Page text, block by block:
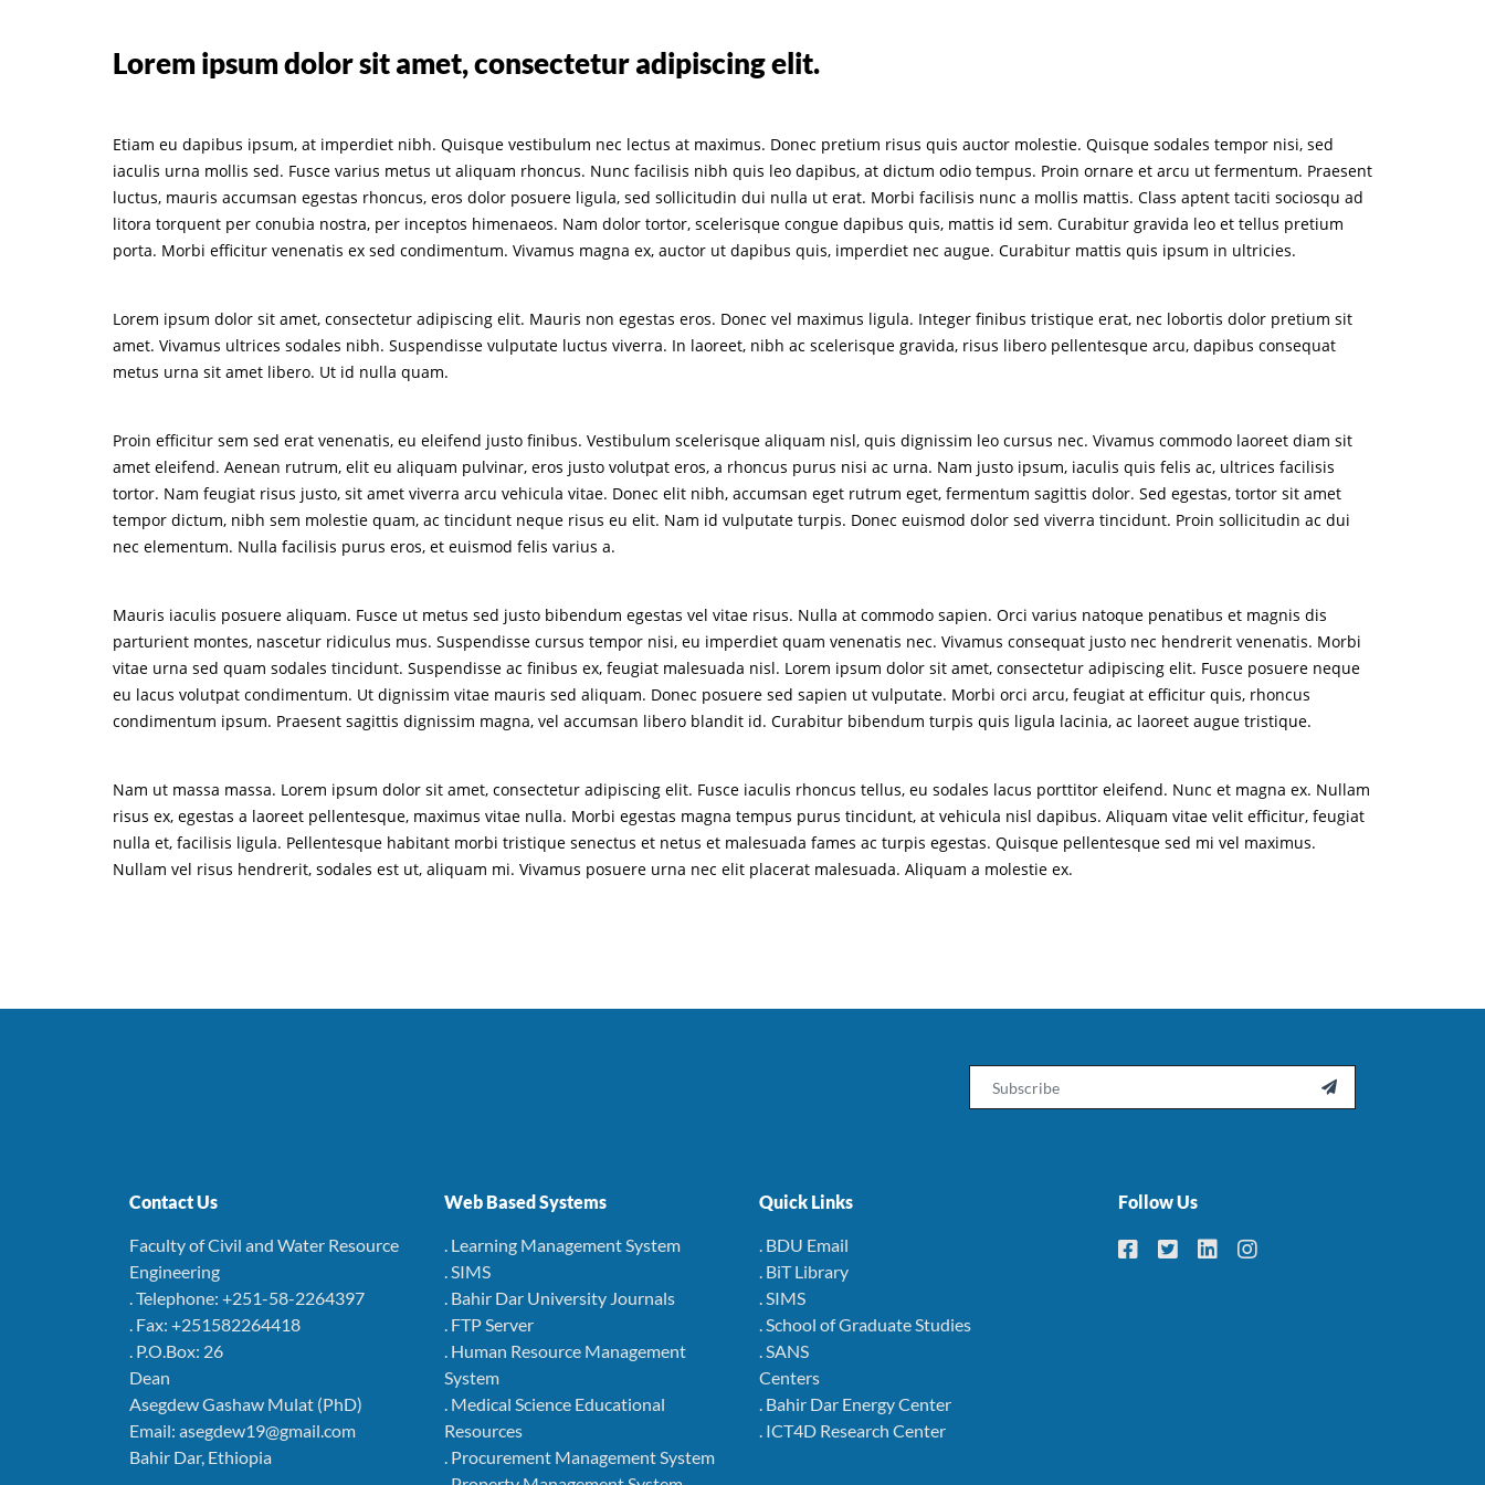
Lorem ipsum dolor sit amet, consectetur adipiscing elit.
Etiam eu dapibus ipsum, at imperdiet nibh. Quisque vestibulum nec lectus at maximus. Donec pretium risus quis auctor molestie. Quisque sodales tempor nisi, sed
iaculis urna mollis sed. Fusce varius metus ut aliquam rhoncus. Nunc facilisis nibh quis leo dapibus, at dictum odio tempus. Proin ornare et arcu ut fermentum. Praesent
luctus, mauris accumsan egestas rhoncus, eros dolor posuere ligula, sed sollicitudin dui nulla ut erat. Morbi facilisis nunc a mollis mattis. Class aptent taciti sociosqu ad
litora torquent per conubia nostra, per inceptos himenaeos. Nam dolor tortor, scelerisque congue dapibus quis, mattis id sem. Curabitur gravida leo et tellus pretium
porta. Morbi efficitur venenatis ex sed condimentum. Vivamus magna ex, auctor ut dapibus quis, imperdiet nec augue. Curabitur mattis quis ipsum in ultricies.
Lorem ipsum dolor sit amet, consectetur adipiscing elit. Mauris non egestas eros. Donec vel maximus ligula. Integer finibus tristique erat, nec lobortis dolor pretium sit
amet. Vivamus ultrices sodales nibh. Suspendisse vulputate luctus viverra. In laoreet, nibh ac scelerisque gravida, risus libero pellentesque arcu, dapibus consequat
metus urna sit amet libero. Ut id nulla quam.
Proin efficitur sem sed erat venenatis, eu eleifend justo finibus. Vestibulum scelerisque aliquam nisl, quis dignissim leo cursus nec. Vivamus commodo laoreet diam sit
amet eleifend. Aenean rutrum, elit eu aliquam pulvinar, eros justo volutpat eros, a rhoncus purus nisi ac urna. Nam justo ipsum, iaculis quis felis ac, ultrices facilisis
tortor. Nam feugiat risus justo, sit amet viverra arcu vehicula vitae. Donec elit nibh, accumsan eget rutrum eget, fermentum sagittis dolor. Sed egestas, tortor sit amet
tempor dictum, nibh sem molestie quam, ac tincidunt neque risus eu elit. Nam id vulputate turpis. Donec euismod dolor sed viverra tincidunt. Proin sollicitudin ac dui
nec elementum. Nulla facilisis purus eros, et euismod felis varius a.
Mauris iaculis posuere aliquam. Fusce ut metus sed justo bibendum egestas vel vitae risus. Nulla at commodo sapien. Orci varius natoque penatibus et magnis dis
parturient montes, nascetur ridiculus mus. Suspendisse cursus tempor nisi, eu imperdiet quam venenatis nec. Vivamus consequat justo nec hendrerit venenatis. Morbi
vitae urna sed quam sodales tincidunt. Suspendisse ac finibus ex, feugiat malesuada nisl. Lorem ipsum dolor sit amet, consectetur adipiscing elit. Fusce posuere neque
eu lacus volutpat condimentum. Ut dignissim vitae mauris sed aliquam. Donec posuere sed sapien ut vulputate. Morbi orci arcu, feugiat at efficitur quis, rhoncus
condimentum ipsum. Praesent sagittis dignissim magna, vel accumsan libero blandit id. Curabitur bibendum turpis quis ligula lacinia, ac laoreet augue tristique.
Nam ut massa massa. Lorem ipsum dolor sit amet, consectetur adipiscing elit. Fusce iaculis rhoncus tellus, eu sodales lacus porttitor eleifend. Nunc et magna ex. Nullam
risus ex, egestas a laoreet pellentesque, maximus vitae nulla. Morbi egestas magna tempus purus tincidunt, at vehicula nisl dapibus. Aliquam vitae velit efficitur, feugiat
nulla et, facilisis ligula. Pellentesque habitant morbi tristique senectus et netus et malesuada fames ac turpis egestas. Quisque pellentesque sed mi vel maximus.
Nullam vel risus hendrerit, sodales est ut, aliquam mi. Vivamus posuere urna nec elit placerat malesuada. Aliquam a molestie ex.

Contact Us
Faculty of Civil and Water Resource
Engineering
. Telephone: +251-58-2264397
. Fax: +251582264418
. P.O.Box: 26
Dean
Asegdew Gashaw Mulat (PhD)
Email: asegdew19@gmail.com
Bahir Dar, Ethiopia
Web Based Systems
. Learning Management System
. SIMS
. Bahir Dar University Journals
. FTP Server
. Human Resource Management
System
. Medical Science Educational
Resources
. Procurement Management System
Quick Links
. BDU Email
. BiT Library
. SIMS
. School of Graduate Studies
. SANS
Centers
. Bahir Dar Energy Center
. ICT4D Research Center
Follow Us